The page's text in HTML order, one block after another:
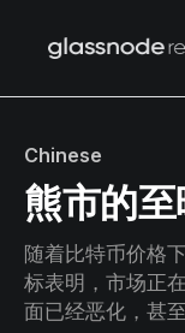
Chinese
熊市的
随着比特币价格
标表明，市场正
面已经恶化，甚